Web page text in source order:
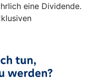
eine Dividende.